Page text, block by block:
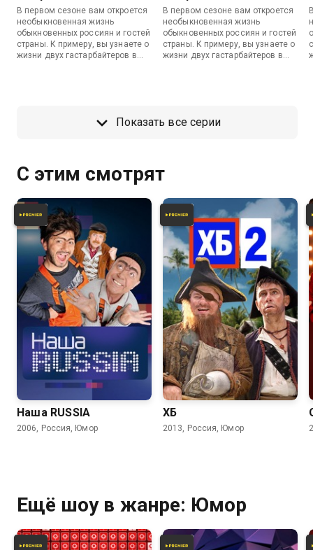
В первом сезоне вам откроется
необыкновенная жизнь
обыкновенных россиян и гостей
страны. К примеру, вы узнаете о
жизни двух гастарбайтеров в
купить запретное резиновое
В первом сезоне вам откроется
необыкновенная жизнь
обыкновенных россиян и гостей
страны. К примеру, вы узнаете о
жизни двух гастарбайтеров в
купить запретное резиновое
Показать все серии
С этим смотрят
6.2 6.2
Наша RUSSIA
2006, Россия, Юмор
6.5 5.5
ХБ
2013, Россия, Юмор
Ещё шоу в жанре: Юмор